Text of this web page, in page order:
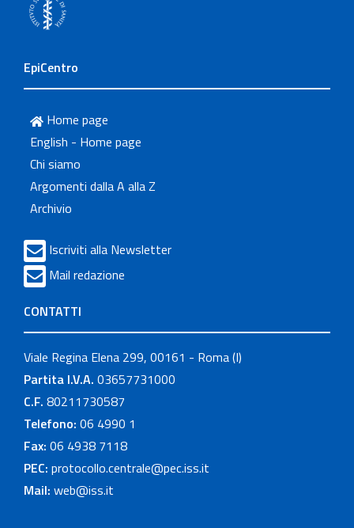
EpiCentro
Home page
English - Home page
Chi siamo
Argomenti dalla A alla Z
Archivio
Iscriviti alla Newsletter
Mail redazione
CONTATTI
Viale Regina Elena 299, 00161 - Roma (I)
Partita I.V.A. 03657731000
C.F. 80211730587
Telefono: 06 4990 1
Fax: 06 4938 7118
PEC: protocollo.centrale@pec.iss.it
Mail: web@iss.it